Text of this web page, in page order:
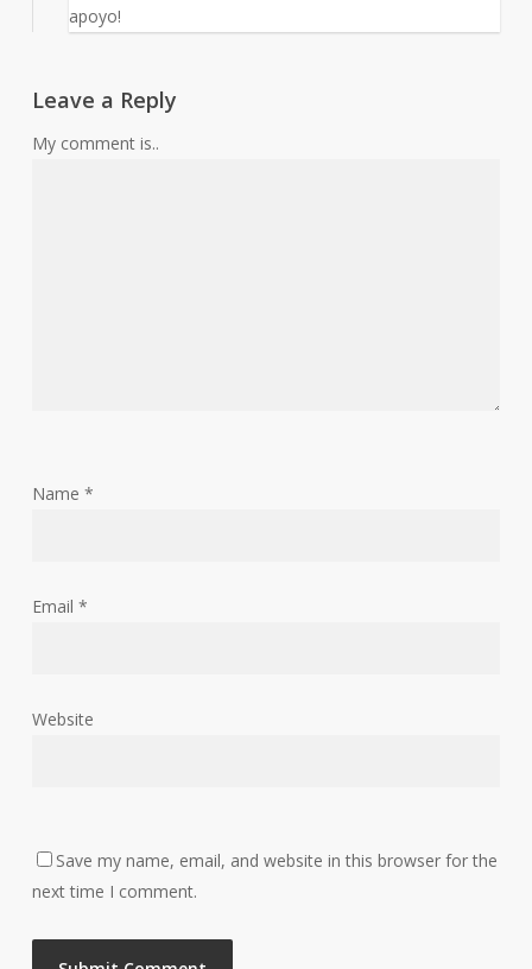
apoyo!
Leave a Reply
My comment is..
Name *
Email *
Website
Save my name, email, and website in this browser for the
next time I comment.